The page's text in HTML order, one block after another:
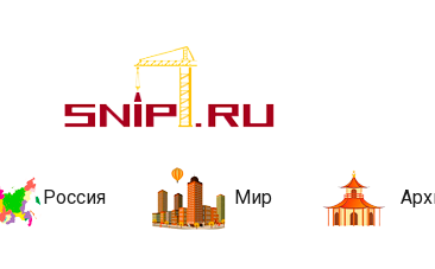
и
стройкой рубрики
Россия Мир